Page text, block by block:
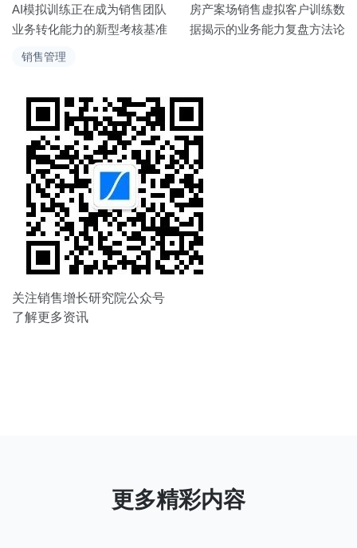
销售管理
章
导
航
AI模拟训练正在成为销售团队
业务转化能力的新型考核基准
房产案场销售虚拟客户训练数
据揭示的业务能力复盘方法论
关注销售增长研究院公众号
了解更多资讯